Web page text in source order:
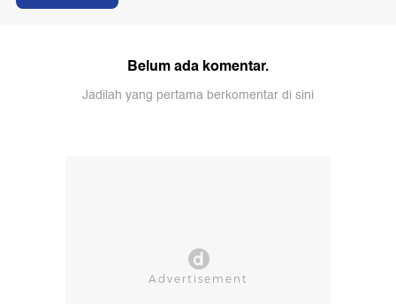
Belum ada komentar.
Jadilah yang pertama berkomentar di sini